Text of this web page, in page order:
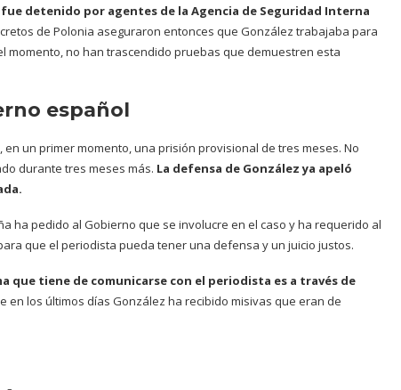
detenido por agentes de la Agencia de Seguridad Interna
de Polonia aseguraron entonces que González trabajaba para
momento, no han trascendido pruebas que demuestren esta
español
un primer momento, una prisión provisional de tres meses. No
durante tres meses más. La defensa de González ya apeló
ha pedido al Gobierno que se involucre en el caso y ha requerido al
que el periodista pueda tener una defensa y un juicio justos.
que tiene de comunicarse con el periodista es a través de
en los últimos días González ha recibido misivas que eran de